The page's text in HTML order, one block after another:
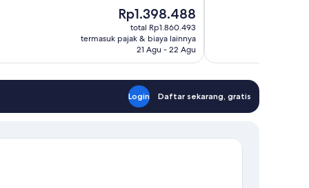
Harga
sekarang
Rp1.398.488
Rp1.398.488
total Rp1.860.493
termasuk pajak & biaya lainnya
21 Agu - 22 Agu
ulasan
Login Daftar sekarang, gratis